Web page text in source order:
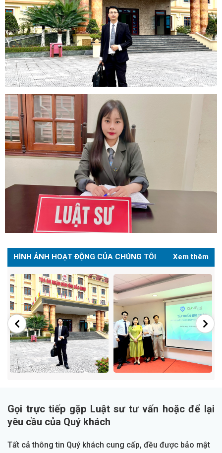
HÌNH ẢNH HOẠT ĐỘNG CỦA CHÚNG TÔI Xem thêm
Gọi trực tiếp gặp Luật sư tư vấn hoặc để lại
yêu cầu của Quý khách
Tất cả thông tin Quý khách cung cấp, đều được bảo mật